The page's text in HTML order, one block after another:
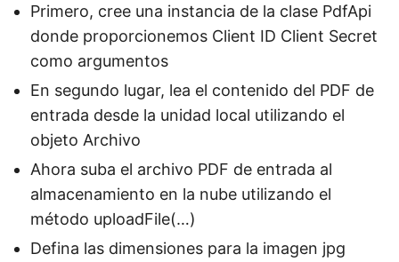
Primero, cree una instancia de la clase PdfApi
donde proporcionemos Client ID Client Secret
como argumentos
En segundo lugar, lea el contenido del PDF de
entrada desde la unidad local utilizando el
objeto Archivo
Ahora suba el archivo PDF de entrada al
almacenamiento en la nube utilizando el
método uploadFile(…)
Defina las dimensiones para la imagen jpg